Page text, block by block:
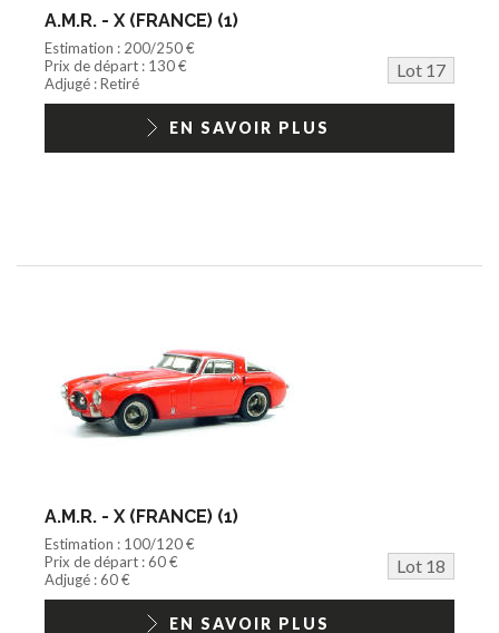
A.M.R. - X (FRANCE) (1)
Estimation : 200/250 €
Prix de départ : 130 €
Lot 17
Adjugé : Retiré
EN SAVOIR PLUS
A.M.R. - X (FRANCE) (1)
Estimation : 100/120 €
Prix de départ : 60 €
Lot 18
Adjugé : 60 €
EN SAVOIR PLUS